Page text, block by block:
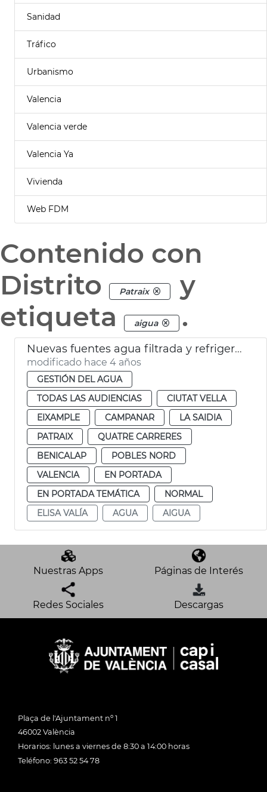
Sanidad
Tráfico
Urbanismo
Valencia
Valencia verde
Valencia Ya
Vivienda
Web FDM
Contenido con
Distrito
Patraix
y
etiqueta
aigua .
Nuevas fuentes agua filtrada y refrigerada
modificado hace 4 años
GESTIÓN DEL AGUA
TODAS LAS AUDIENCIAS
CIUTAT VELLA
EIXAMPLE
CAMPANAR
LA SAIDIA
PATRAIX
QUATRE CARRERES
BENICALAP
POBLES NORD
VALENCIA
EN PORTADA
EN PORTADA TEMÁTICA
NORMAL
ELISA VALÍA
AGUA AIGUA
Nuestras Apps Páginas de Interés
Redes Sociales Descargas
Plaça de l'Ajuntament nº 1
46002 València
Horarios: lunes a viernes de 8:30 a 14:00 horas
Teléfono: 963 52 54 78